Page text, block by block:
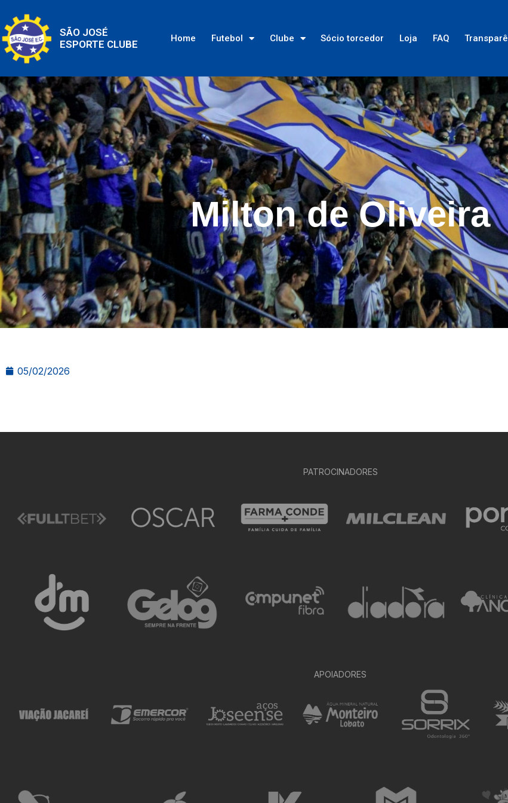
SÃO JOSÉ
ESPORTE CLUBE
Home Futebol Clube Sócio torcedor Loja FAQ
Milton de Oliveira
05/02/2026
PATROCINADORES
APOIADORES